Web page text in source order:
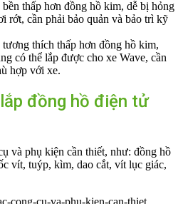
thấp hơn đồng hồ kim, dễ bị hỏng
rớt, cần phải bảo quản và bảo trì kỹ
thích thấp hơn đồng hồ kim,
có thể lắp được cho xe Wave, cần
hợp với xe.
đồng hồ điện tử
và phụ kiện cần thiết, như: đồng hồ
vít, tuýp, kìm, dao cắt, vít lục giác,